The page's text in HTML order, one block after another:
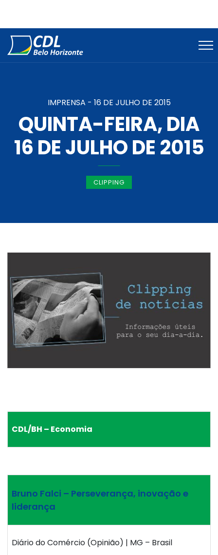
IMPRENSA - 16 DE JULHO DE 2015
QUINTA-FEIRA, DIA
16 DE JULHO DE 2015
CLIPPING
CDL/BH – Economia
Bruno Falci – Perseverança, inovação e
liderança
Diário do Comércio (Opinião) | MG – Brasil